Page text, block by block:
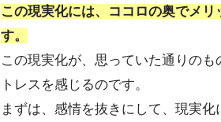
この現実化には、ココロの奥でメ
す。
この現実化が、思っていた通りの
トレスを感じるのです。
まずは、感情を抜きにして、現実化